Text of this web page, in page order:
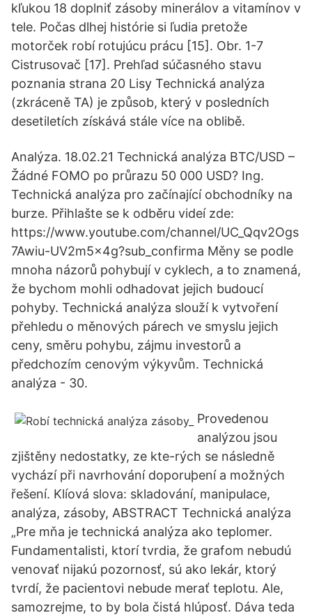
kľukou 18 doplniť zásoby minerálov a vitamínov v
tele. Počas dlhej histórie si ľudia pretože
motorček robí rotujúcu prácu [15]. Obr. 1-7
Cistrusovač [17]. Prehľad súčasného stavu
poznania strana 20 Lisy Technická analýza
(zkráceně TA) je způsob, který v posledních
desetiletích získává stále více na oblibě.
Analýza. 18.02.21 Technická analýza BTC/USD –
Žádné FOMO po průrazu 50 000 USD? Ing.
Technická analýza pro začínající obchodníky na
burze. Přihlašte se k odběru videí zde:
https://www.youtube.com/channel/UC_Qqv2Ogs
7Awiu-UV2m5x4g?sub_confirma Měny se podle
mnoha názorů pohybují v cyklech, a to znamená,
že bychom mohli odhadovat jejich budoucí
pohyby. Technická analýza slouží k vytvoření
přehledu o měnových párech ve smyslu jejich
ceny, směru pohybu, zájmu investorů a
předchozím cenovým výkyvům. Technická
analýza - 30.
Provedenou
analýzou jsou
zjištěny nedostatky, ze kte-rých se následně
vychází při navrhování doporuþení a možných
řešení. Klíová slova: skladování, manipulace,
analýza, zásoby, ABSTRACT Technická analýza
„Pre mňa je technická analýza ako teplomer.
Fundamentalisti, ktorí tvrdia, že grafom nebudú
venovať nijakú pozornosť, sú ako lekár, ktorý
tvrdí, že pacientovi nebude merať teplotu. Ale,
samozrejme, to by bola čistá hlúposť. Dáva teda